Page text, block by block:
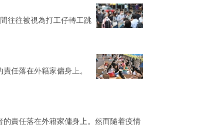
往往被視為打工仔轉工跳
任落在外籍家傭身上。
責任落在外籍家傭身上。然而隨着疫情